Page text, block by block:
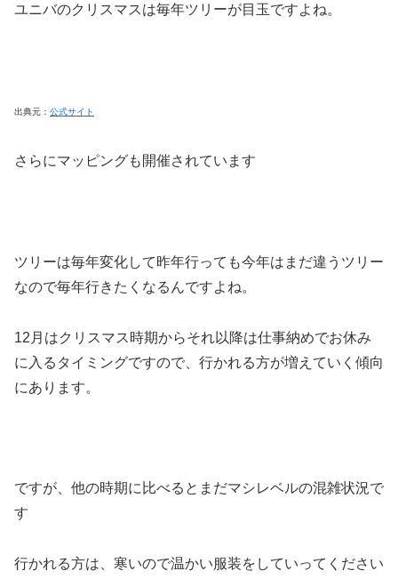
ユニバのクリスマスは毎年ツリーが目玉ですよね。
出典元： 公式サイト
さらにマッピングも開催されています
ツリーは毎年変化して昨年行っても今年はまだ違うツリー
なので毎年行きたくなるんですよね。
12月はクリスマス時期からそれ以降は仕事納めでお休み
に入るタイミングですので、行かれる方が増えていく傾向
にあります。
ですが、他の時期に比べるとまだマシレベルの混雑状況で
す
行かれる方は、寒いので温かい服装をしていってください